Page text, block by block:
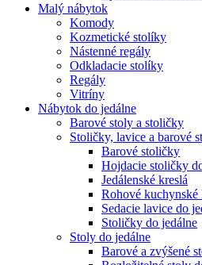
Malý nábytok
Komody
Kozmetické stolíky
Nástenné regály
Odkladacie stolíky
Regály
Vitríny
Nábytok do jedálne
Barové stoly a stoličky
Stoličky, lavice a barové
Barové stoličky
Hojdacie stoličky
Jedálenské kreslá
Rohové kuchynské
Sedacie lavice do
Stoličky do jedálne
Stoly do jedálne
Barové a zvýšené